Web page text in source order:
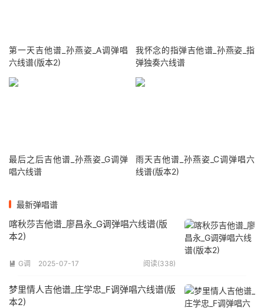
第一天吉他谱_孙燕姿_A调弹唱
六线谱(版本2)
我怀念的指弹吉他谱_孙燕姿_指
弹独奏六线谱
最后之后吉他谱_孙燕姿_G调弹
唱六线谱
雨天吉他谱_孙燕姿_C调弹唱六
线谱(版本2)
最新弹唱谱
喀秋莎吉他谱_廖昌永_G调弹唱六线谱(版
本2)
 G调 2025-07-17 阅读(338)
梦里情人吉他谱_庄学忠_F调弹唱六线谱(版
本2)